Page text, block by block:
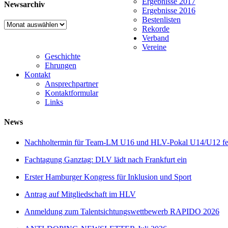
Newsarchiv
Newsarchiv
Ergebnisse 2016
Bestenlisten
Rekorde
Verband
Vereine
Geschichte
Ehrungen
Kontakt
Ansprechpartner
Kontaktformular
Links
News
Nachholtermin für Team-LM U16 und HLV-Pokal U14/U12
Fachtagung Ganztag: DLV lädt nach Frankfurt ein
Erster Hamburger Kongress für Inklusion und Sport
Antrag auf Mitgliedschaft im HLV
Anmeldung zum Talentsichtungswettbewerb RAPIDO 2026